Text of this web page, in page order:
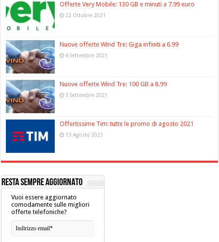
Offerte Very Mobile: 130 GB e minuti a 7.99 euro
22 Ottobre 2021
Nuove offerte Wind Tre: Giga infiniti a 6.99
6 Settembre 2021
Nuove offerte Wind Tre: 100 GB a 8.99
3 Settembre 2021
Offertissime Tim: tutte le promo di agosto 2021
13 Agosto 2021
RESTA SEMPRE AGGIORNATO
Vuoi essere aggiornato
comodamente sulle migliori
offerte telefoniche?